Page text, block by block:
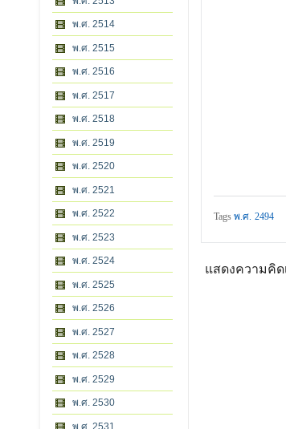
พ.ศ. 2514
พ.ศ. 2515
พ.ศ. 2516
พ.ศ. 2517
พ.ศ. 2518
พ.ศ. 2519
พ.ศ. 2520
พ.ศ. 2521
พ.ศ. 2522
พ.ศ. 2523
พ.ศ. 2524
พ.ศ. 2525
พ.ศ. 2526
พ.ศ. 2527
พ.ศ. 2528
พ.ศ. 2529
พ.ศ. 2530
พ.ศ. 2531
Tagsพ.ศ. 2494
แสดงความคิด